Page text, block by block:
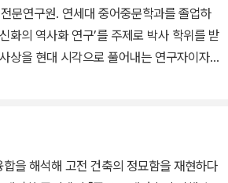
임용됐다. 중국 고대 건축사 연구에 오랫동
도시를 비롯해 궁궐과 단묘 등 대형 건축군
축물의 설계 규칙을 중점적으로 연구했다.
건축의 실례를 여러 문헌 사료 및 고고학 발
전 맥락 등을 정리했다. 1994년부터는 중국
문연구원. 연세대 중어중문학과를 졸업하
화의 역사화 연구’를 주제로 박사 학위를 받
상을 현대 시각으로 풀어내는 연구자이자
, 한국연구재단 지원 ‘당송 예악지 역주 총
전통 설부 총서’ 번역 프로젝트에 참여하고
을 해석해 고전 건축의 정묘함을 재현하다